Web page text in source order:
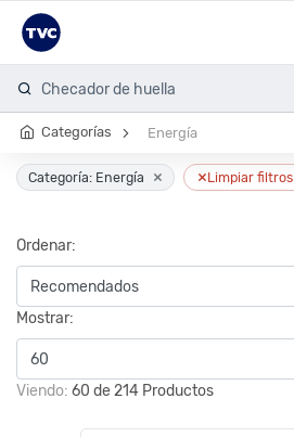
C
Categorías Energía
Categoría: Energía × ×Limpiar filtros
Ordenar:
Mostrar:
Viendo: 60 de 214 Productos